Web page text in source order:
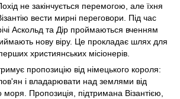
не закінчується перемогою, але їхня
вести мирні переговори. Під час
Аскольд та Дір проймаються вченням
нову віру. Це прокладає шлях для
християнських місіонерів.
пропозицію від німецького короля:
і владарювати над землями від
Пропозиція, підтримана Візантією,